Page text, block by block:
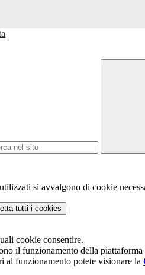
si avvalgono di cookie
tutti i cookies
cookie consentire.
il funzionamento della
al funzionamento potete visionare la